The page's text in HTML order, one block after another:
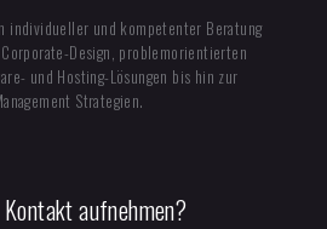
individueller und kompetenter Beratung
Design, problemorientierten
und Hosting-Lösungen bis hin zur
Strategien.
aufnehmen?